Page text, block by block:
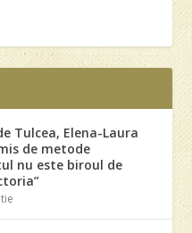
Tulcea, Elena-Laura
de metode
nu este biroul de